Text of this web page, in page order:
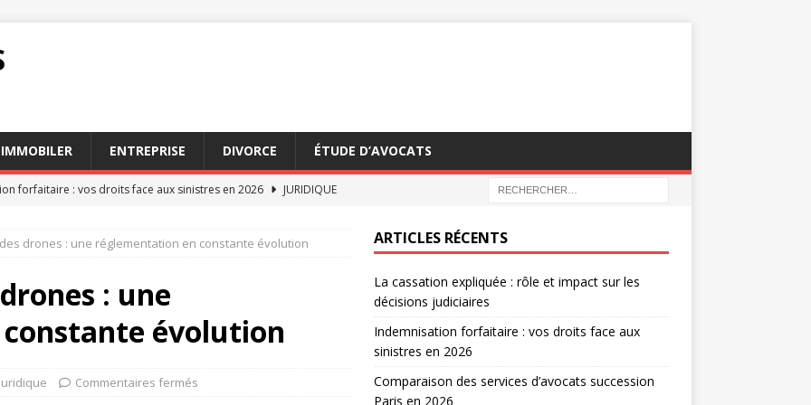
IMMOBILER ENTREPRISE DIVORCE ÉTUDE D’AVOCATS
forfaitaire : vos droits face aux sinistres en 2026
JURIDIQUE
appel : comprendre le processus et ses enjeux
DROIT
au tribunal : étapes clés pour bien préparer votre dossier
expliquée : rôle et impact sur les décisions judiciaires
drones : une réglementation en constante évolution
: une
évolution
Juridique Commentaires fermés
ARTICLES RÉCENTS
La cassation expliquée : rôle et impact sur les
décisions judiciaires
Indemnisation forfaitaire : vos droits face aux
sinistres en 2026
Comparaison des services d’avocats succession
Paris en 2026